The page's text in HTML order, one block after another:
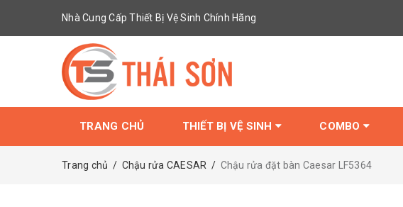
Nhà Cung Cấp Thiết Bị Vệ Sinh Chính Hãng
TRANG CHỦ THIẾT BỊ VỆ SINH COMBO
Trang chủ / Chậu rửa CAESAR / Chậu rửa đặt bàn Caesar LF5364